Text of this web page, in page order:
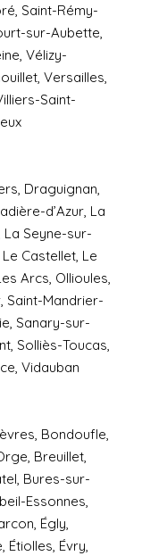
Saint-Rémy-
sur-Aubette,
Vélizy-
Versailles,
Saint-
Draguignan,
d’Azur, La
La Seyne-sur-
Castellet, Le
Arcs, Ollioules,
Saint-Mandrier-
Sanary-sur-
Solliès-Toucas,
Vidauban
Bondoufle,
Breuillet,
Bures-sur-
Essonnes,
Égly,
Étiolles, Évry,